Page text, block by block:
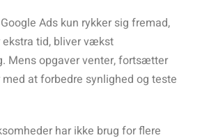
Ads kun rykker sig fremad,
ekstra tid, bliver vækst
Mens opgaver venter, fortsætter
at forbedre synlighed og teste
har ikke brug for flere